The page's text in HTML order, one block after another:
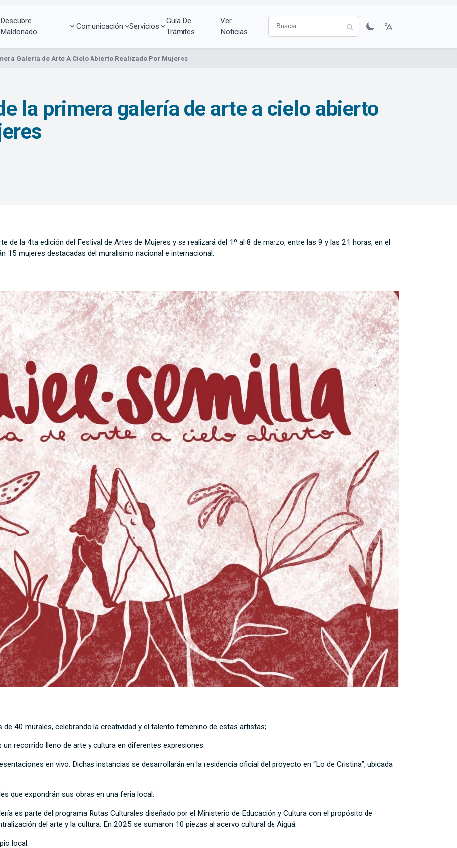
Descubre
Maldonado
Comunicación Servicios
Guía De
Trámites
Ver
Noticias
Galería de Arte A Cielo Abierto Realizado Por Mujeres
la primera galería de arte a cielo abierto
de la 4ta edición del Festival de Artes de Mujeres y se realizará del 1º al 8 de marzo, entre las 9 y las 21 horas, en el
15 mujeres destacadas del muralismo nacional e internacional.
40 murales, celebrando la creatividad y el talento femenino de estas artistas;
recorrido lleno de arte y cultura en diferentes expresiones.
en vivo. Dichas instancias se desarrollarán en la residencia oficial del proyecto en “Lo de Cristina”, ubicada
que expondrán sus obras en una feria local.
es parte del programa Rutas Culturales diseñado por el Ministerio de Educación y Cultura con el propósito de
del arte y la cultura. En 2025 se sumaron 10 piezas al acervo cultural de Aiguá.
local.